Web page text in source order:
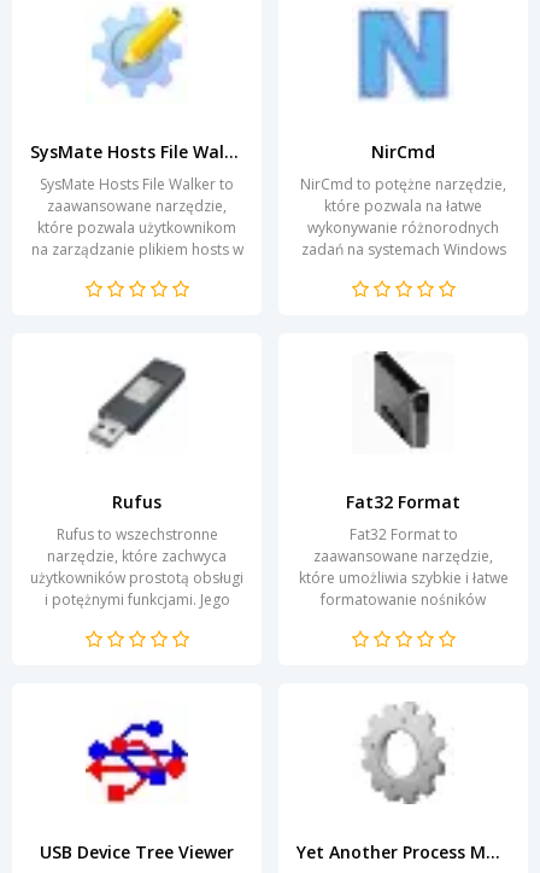
SysMate Hosts File Walker
SysMate Hosts File Walker to
zaawansowane narzędzie,
które pozwala użytkownikom
na zarządzanie plikiem hosts w
odgrywa kluczową...
NirCmd
NirCmd to potężne narzędzie,
które pozwala na łatwe
wykonywanie różnorodnych
zadań na systemach Windows
w linii komend. Dzięki tej...
Rufus
Rufus to wszechstronne
narzędzie, które zachwyca
użytkowników prostotą obsługi
i potężnymi funkcjami. Jego
umożliwienie tworzenia...
Fat32 Format
Fat32 Format to
zaawansowane narzędzie,
które umożliwia szybkie i łatwe
formatowanie nośników
czy dyski twarde, w
USB Device Tree Viewer Yet Another Process Monitor